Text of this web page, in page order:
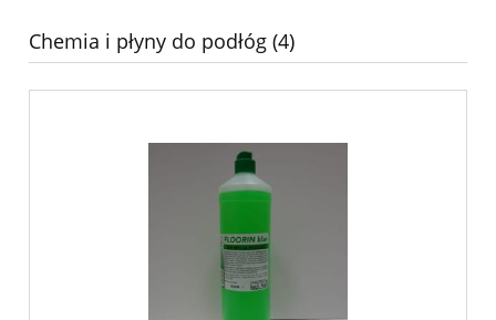
Chemia i płyny do podłóg (4)